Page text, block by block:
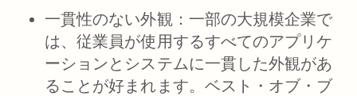
一貫性のない外観： 一部の大規模企業で
は、従業員が使用するすべてのアプリケ
ーションとシステムに一貫した外観があ
ることが好まれます。ベスト・オブ・ブ